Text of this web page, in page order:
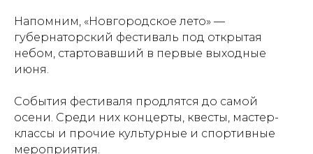
Напомним, «Новгородское лето» —
губернаторский фестиваль под открытая
небом, стартовавший в первые выходные
июня.
События фестиваля продлятся до самой
осени. Среди них концерты, квесты, мастер-
классы и прочие культурные и спортивные
мероприятия.